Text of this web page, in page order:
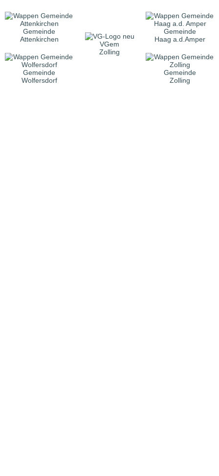
Gemeinde
Attenkirchen
VGem
Zolling
Gemeinde
Haag a.d.Amper
Gemeinde
Wolfersdorf
Gemeinde
Zolling